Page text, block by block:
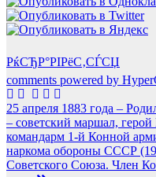
РќСЂР°РІРёС‚СЃСЏ
comments powered by
Навигация
по
записям
25 апреля 1883 года –
– советский маршал,
командарм 1-й Конной
наркома обороны СССР
Советского Союза. Член